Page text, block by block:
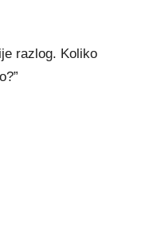
razlog. Koliko